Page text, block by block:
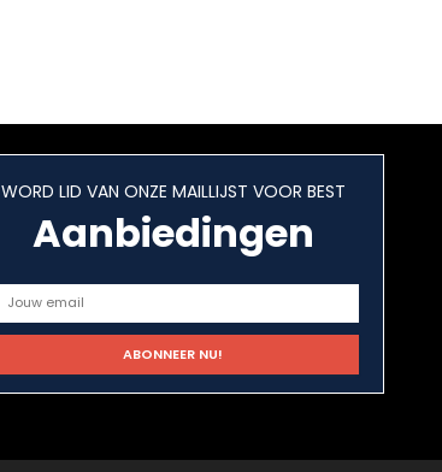
WORD LID VAN ONZE MAILLIJST VOOR BEST
Aanbiedingen